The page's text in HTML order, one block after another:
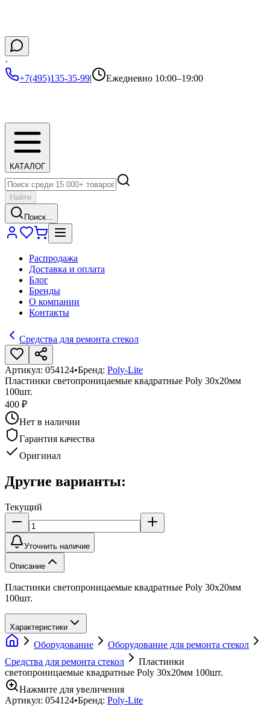
·
+7(495)135-35-99| Ежедневно 10:00–19:00
КАТАЛОГ
Найти
Поиск...
Распродажа
Доставка и оплата
Блог
Бренды
О компании
Контакты
Средства для ремонта стекол
Артикул: 054124•Бренд: Poly-Lite
Пластинки светопроницаемые квадратные Poly 30х20мм
100шт.
400 ₽
Нет в наличии
Гарантия качества
Оригинал
Другие варианты:
Текущий
Уточнить наличие
Описание
Пластинки светопроницаемые квадратные Poly 30х20мм
100шт.
Характеристики
Оборудование
Оборудование для ремонта стекол
Средства для ремонта стекол
Пластинки
светопроницаемые квадратные Poly 30х20мм 100шт.
Нажмите для увеличения
Артикул: 054124•Бренд: Poly-Lite